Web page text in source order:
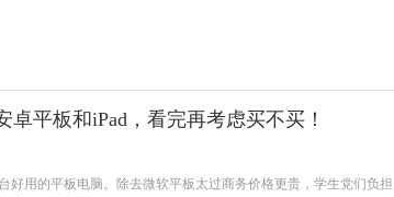
平板和iPad，看完再考虑买不买！
好用的平板电脑。除去微软平板太过商务价格更贵，学生党们负担